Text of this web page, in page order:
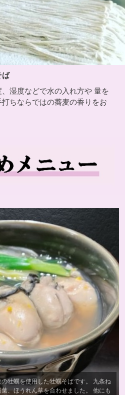
ば
湿度などで水の入れ方や 量を
ちならではの蕎麦の香りをお
牡蠣を使用した牡蠣そばです。 九条ね
、ほうれん草を合わせました。 他にも